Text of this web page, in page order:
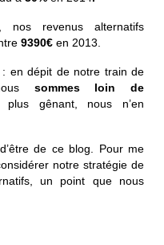
revenus alternatifs
9390€ en 2013.
en dépit de notre train de
sommes loin de
gênant, nous n’en
de ce blog. Pour me
notre stratégie de
un point que nous